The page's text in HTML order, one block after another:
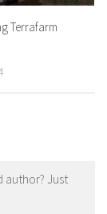
Terrafarm
author? Just